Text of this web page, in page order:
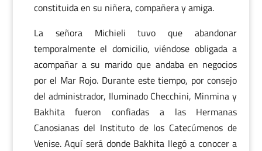
constituida en su niñera, compañera y amiga.
La señora Michieli tuvo que abandonar
temporalmente el domicilio, viéndose obligada a
acompañar a su marido que andaba en negocios
por el Mar Rojo. Durante este tiempo, por consejo
del administrador, Iluminado Checchini, Minmina y
Bakhita fueron confiadas a las Hermanas
Canosianas del Instituto de los Catecúmenos de
Venise. Aquí será donde Bakhita llegó a conocer a